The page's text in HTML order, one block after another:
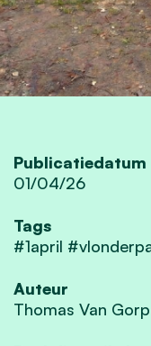
Publicatiedatum
01/04/26
Tags
#1april
Auteur
Thomas Van Gorp